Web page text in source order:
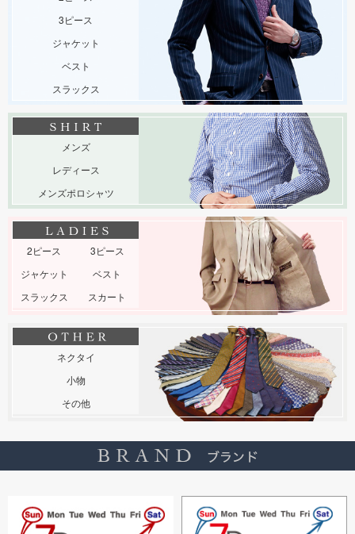
3ピース
ジャケット
ベスト
スラックス
メンズ
レディース
メンズポロシャツ
2ピース
3ピース
ジャケット
ベスト
スラックス
スカート
ネクタイ
小物
その他